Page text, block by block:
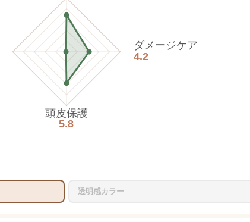
ダメージケア
4.2
頭皮保護
5.8
透明感カラー